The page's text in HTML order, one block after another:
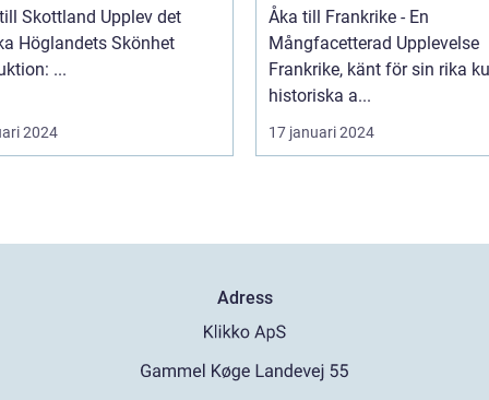
Upplev det
Höglandets Skönhet
Introduktion: ...
2024
Åka till Frankrike - En
Mångfacetterad Upplevelse
Frankrike, känt för sin rika
historiska a...
17 januari 2024
Adress